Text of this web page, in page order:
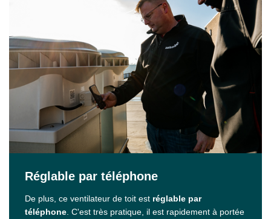
Réglable par téléphone
De plus, ce ventilateur de toit est réglable par
téléphone . C'est très pratique, il est rapidement à portée